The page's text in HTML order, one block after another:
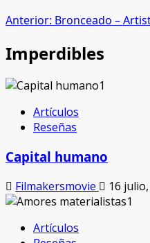
Anterior: Bronceado –
Imperdibles
Artículos
Reseñas
Capital humano
Filmakersmovie 16
Artículos